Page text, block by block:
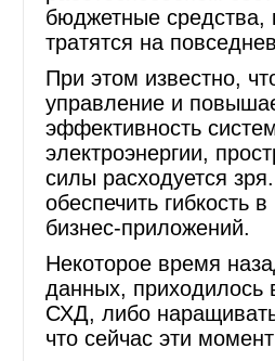
бюджетные средства,
тратятся на
При этом известно,
управление и
эффективность
электроэнергии,
силы расходуется
обеспечить гибкость
бизнес-приложений.
Некоторое время
данных, приходилось
СХД, либо
что сейчас эти